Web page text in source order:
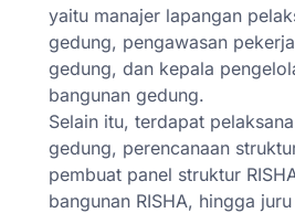
yaitu manajer lapangan
gedung, pengawasan
gedung, dan kepala
bangunan gedung.
Selain itu, terdapat
gedung, perencanaan
pembuat panel struktur
bangunan RISHA, hingga